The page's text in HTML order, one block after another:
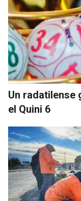
Un radatilense
el Quini 6